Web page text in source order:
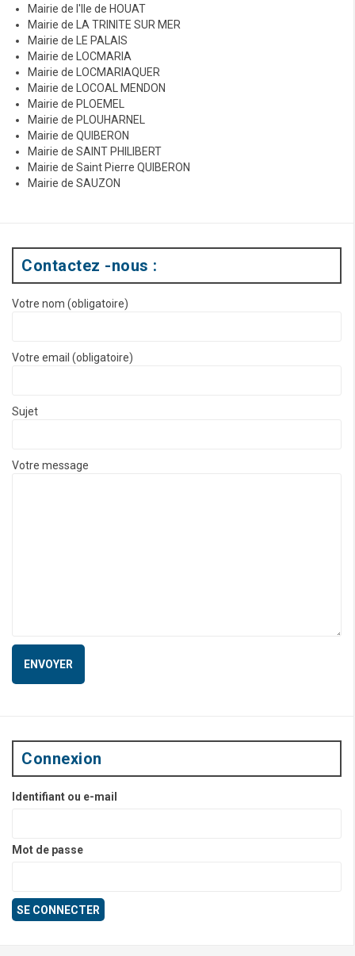
Mairie de l'Ile de HOUAT
Mairie de LA TRINITE SUR MER
Mairie de LE PALAIS
Mairie de LOCMARIA
Mairie de LOCMARIAQUER
Mairie de LOCOAL MENDON
Mairie de PLOEMEL
Mairie de PLOUHARNEL
Mairie de QUIBERON
Mairie de SAINT PHILIBERT
Mairie de Saint Pierre QUIBERON
Mairie de SAUZON
Contactez -nous :
Votre nom (obligatoire)
Votre email (obligatoire)
Sujet
Votre message
Connexion
Identifiant ou e-mail
Mot de passe